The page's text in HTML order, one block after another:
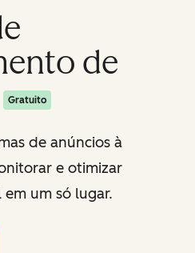
de
Gratuito
de anúncios à
e otimizar
um só lugar.